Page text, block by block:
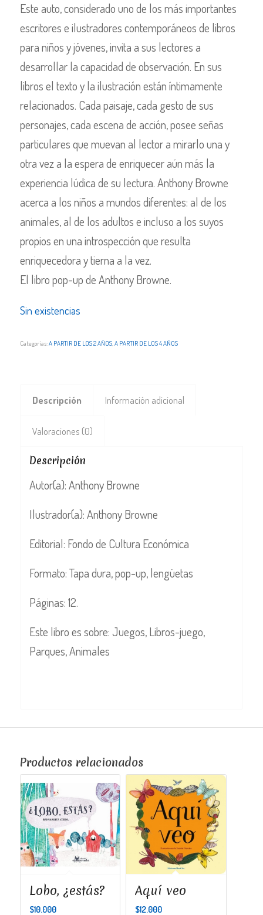
Este auto, considerado uno de los más importantes
escritores e ilustradores contemporáneos de libros
para niños y jóvenes, invita a sus lectores a
desarrollar la capacidad de observación. En sus
libros el texto y la ilustración están íntimamente
relacionados. Cada paisaje, cada gesto de sus
personajes, cada escena de acción, posee señas
particulares que muevan al lector a mirarlo una y
otra vez a la espera de enriquecer aún más la
experiencia lúdica de su lectura. Anthony Browne
acerca a los niños a mundos diferentes: al de los
animales, al de los adultos e incluso a los suyos
propios en una introspección que resulta
enriquecedora y tierna a la vez.
El libro pop-up de Anthony Browne.
Sin existencias
Categorías:A PARTIR DE LOS 2 AÑOS,A PARTIR DE LOS 4 AÑOS
Descripción Información adicional
Valoraciones (0)
Descripción
Autor(a): Anthony Browne
Ilustrador(a): Anthony Browne
Editorial: Fondo de Cultura Económica
Formato: Tapa dura, pop-up, lengüetas
Páginas: 12.
Este libro es sobre: Juegos, Libros-juego,
Parques, Animales
Productos relacionados
Lobo, ¿estás?
$10.000
Aquí veo
$12.000